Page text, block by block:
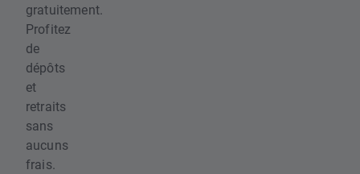
gratuitement.
Profitez
de
dépôts
et
retraits
sans
aucuns
frais.